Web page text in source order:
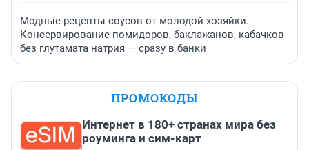
Модные рецепты соусов от молодой хозяйки.
Консервирование помидоров, баклажанов, кабачков
без глутамата натрия — сразу в банки
ПРОМОКОДЫ
Интернет в 180+ странах мира без
роуминга и сим-карт